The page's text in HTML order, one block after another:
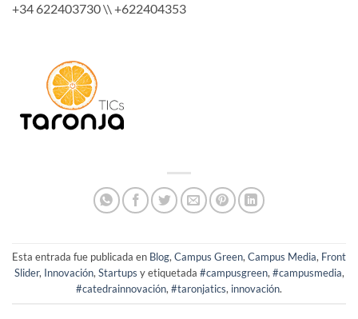
+34 622403730 \\ +622404353
Esta entrada fue publicada en Blog,Campus Green,Campus Media, Front
Slider, Innovación,Startups y etiquetada #campusgreen,#campusmedia,
#catedrainnovación,#taronjatics, innovación.